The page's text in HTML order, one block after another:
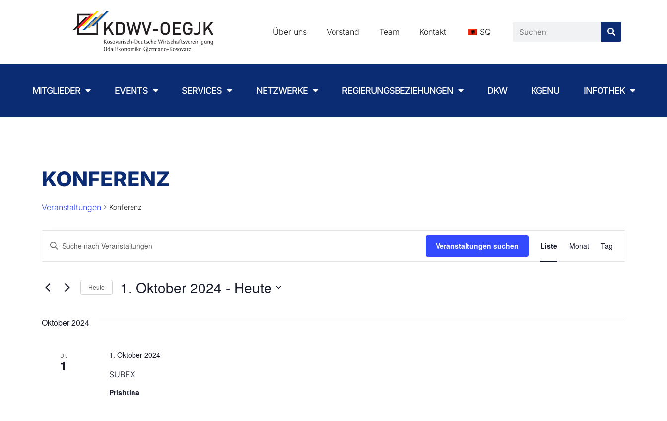
Über uns Vorstand Team Kontakt SQ
MITGLIEDER EVENTS SERVICES NETZWERKE REGIERUNGSBEZIEHUNGEN DKW KGENU INFOTHEK
KONFERENZ
Veranstaltungen Konferenz
Suche
und
Ansichten,
Navigation
Bitte
Schlüsselwort
Suche
Veranstaltungen
Schlüsselwort.
Veranstaltungen suchen
Ansichten-
Liste Monat Tag
Heute 1. Oktober 2024 - Heute
Oktober 2024
DI.
1
SUBEX
1. Oktober 2024
Prishtina